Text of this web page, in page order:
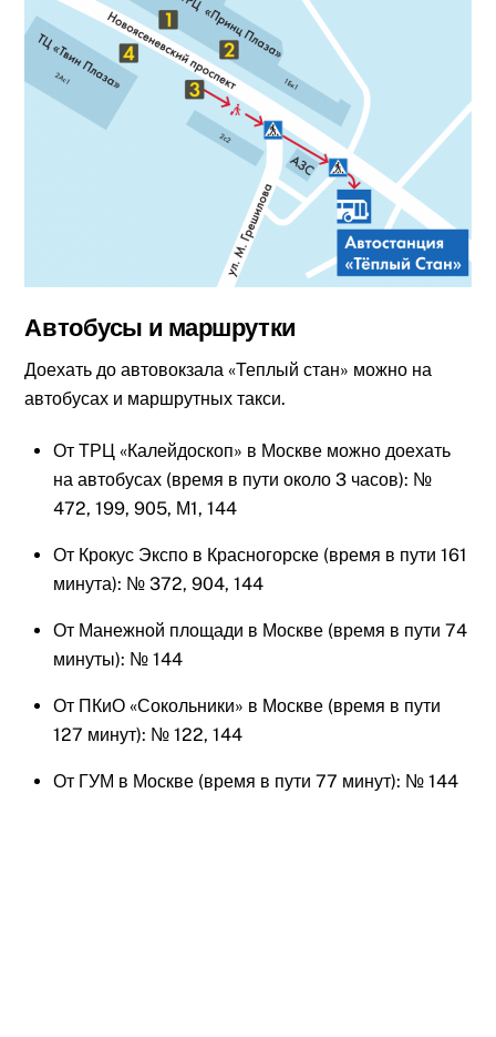
Автобусы и маршрутки
Доехать до автовокзала «Теплый стан» можно на
автобусах и маршрутных такси.
От ТРЦ «Калейдоскоп» в Москве можно доехать
на автобусах (время в пути около 3 часов): №
472, 199, 905, М1, 144
От Крокус Экспо в Красногорске (время в пути 161
минута): № 372, 904, 144
От Манежной площади в Москве (время в пути 74
минуты): № 144
От ПКиО «Сокольники» в Москве (время в пути
127 минут): № 122, 144
От ГУМ в Москве (время в пути 77 минут): № 144